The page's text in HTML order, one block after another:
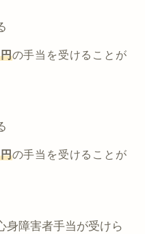
の手当を受けることが
の手当を受けることが
身障害者手当が受けら